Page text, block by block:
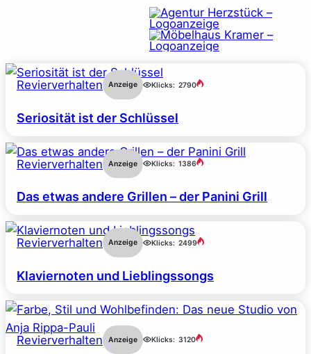
Revierverhalten Anzeige Klicks: 2790
Seriosität ist der Schlüssel
Revierverhalten Anzeige Klicks: 1386
Das etwas andere Grillen – der Panini Grill
Revierverhalten Anzeige Klicks: 2499
Klaviernoten und Lieblingssongs
Revierverhalten Anzeige Klicks: 3120